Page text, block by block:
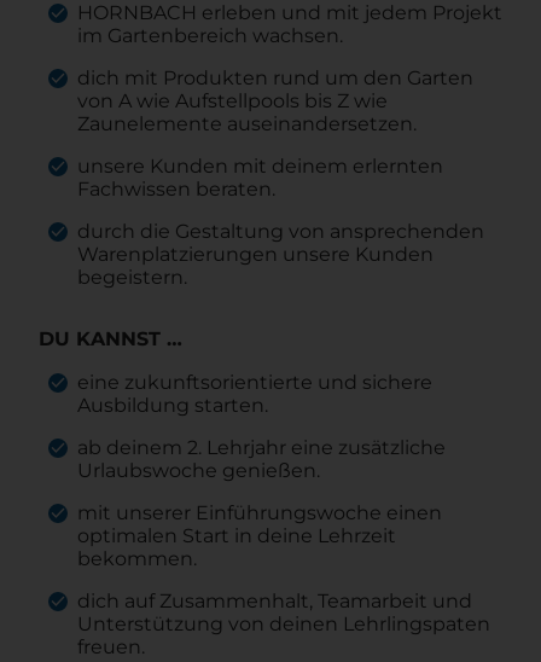
HORNBACH erleben und mit jedem Projekt
im Gartenbereich wachsen.
dich mit Produkten rund um den Garten
von A wie Aufstellpools bis Z wie
Zaunelemente auseinandersetzen.
unsere Kunden mit deinem erlernten
Fachwissen beraten.
durch die Gestaltung von ansprechenden
Warenplatzierungen unsere Kunden
begeistern.
DU KANNST …
eine zukunftsorientierte und sichere
Ausbildung starten.
ab deinem 2. Lehrjahr eine zusätzliche
Urlaubswoche genießen.
mit unserer Einführungswoche einen
optimalen Start in deine Lehrzeit
bekommen.
dich auf Zusammenhalt, Teamarbeit und
Unterstützung von deinen Lehrlingspaten
freuen.